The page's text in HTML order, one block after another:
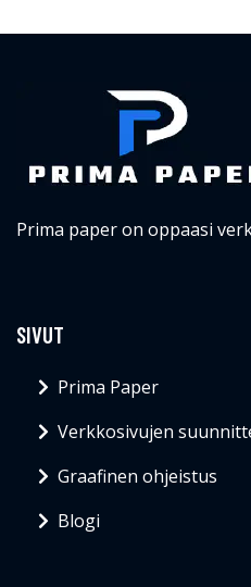
Prima paper on oppaasi
SIVUT
Prima Paper
Verkkosivujen
Graafinen ohjeistus
Blogi